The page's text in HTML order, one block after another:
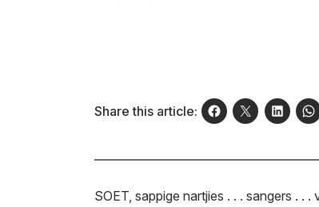
Share this article:
SOET, sappige nartjies . . . sangers . .